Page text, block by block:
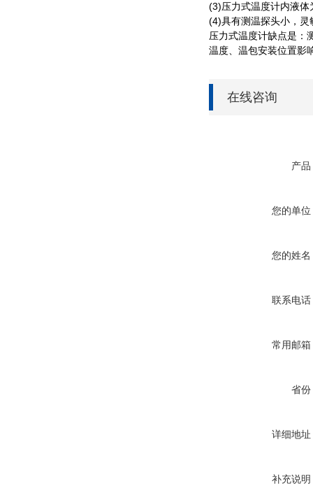
(3)压力式温度计内液
(4)具有测温探头小，
压力式温度计缺点是：
温度、温包安装位置影
在线咨询
产品
您的单位
您的姓名
联系电话
常用邮箱
省份
详细地址
补充说明